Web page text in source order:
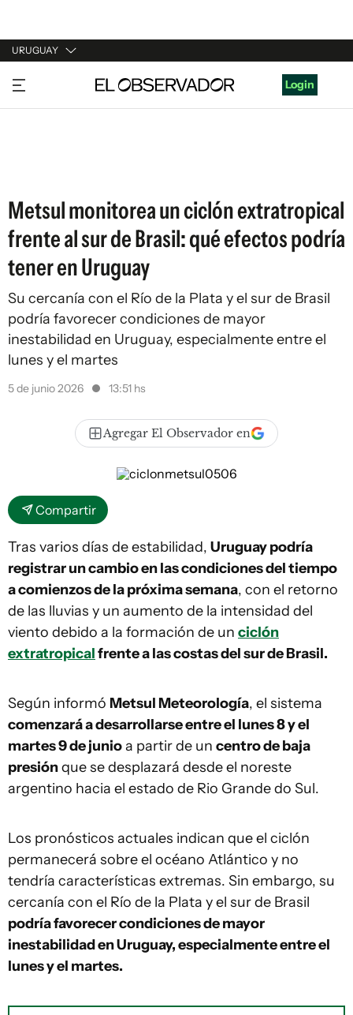
URUGUAY
URUGUAY
ARGENTINA
Login
Metsul monitorea un ciclón extratropical
frente al sur de Brasil: qué efectos podría
tener en Uruguay
Su cercanía con el Río de la Plata y el sur de Brasil
podría favorecer condiciones de mayor
inestabilidad en Uruguay, especialmente entre el
lunes y el martes
5 de junio 2026 13:51 hs
Agregar El Observador en
Compartir
Tras varios días de estabilidad, Uruguay podría
registrar un cambio en las condiciones del tiempo
a comienzos de la próxima semana, con el retorno
de las lluvias y un aumento de la intensidad del
viento debido a la formación de un ciclón
extratropicalfrente a las costas del sur de Brasil.
Según informó Metsul Meteorología, el sistema
comenzará a desarrollarse entre el lunes 8 y el
martes 9 de junioa partir de un centro de baja
presiónque se desplazará desde el noreste
argentino hacia el estado de Rio Grande do Sul.
Los pronósticos actuales indican que el ciclón
permanecerá sobre el océano Atlántico y no
tendría características extremas. Sin embargo, su
cercanía con el Río de la Plata y el sur de Brasil
podría favorecer condiciones de mayor
inestabilidad en Uruguay, especialmente entre el
lunes y el martes.